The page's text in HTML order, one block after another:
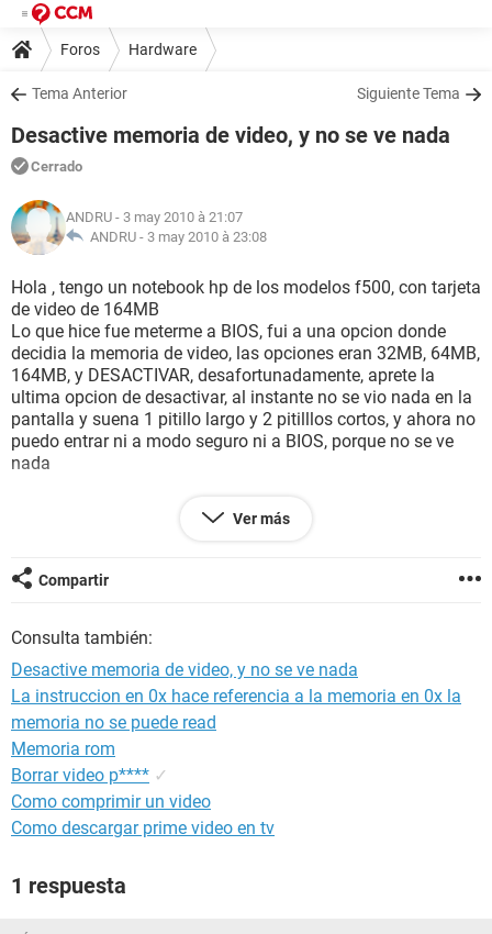
Foros Hardware
Tema Anterior Siguiente Tema
Desactive memoria de video, y no se ve nada
Cerrado
ANDRU - 3 may 2010 à 21:07
ANDRU - 3 may 2010 à 23:08
Hola , tengo un notebook hp de los modelos f500, con tarjeta
de video de 164MB
Lo que hice fue meterme a BIOS, fui a una opcion donde
decidia la memoria de video, las opciones eran 32MB, 64MB,
164MB, y DESACTIVAR, desafortunadamente, aprete la
ultima opcion de desactivar, al instante no se vio nada en la
pantalla y suena 1 pitillo largo y 2 pitilllos cortos, y ahora no
puedo entrar ni a modo seguro ni a BIOS, porque no se ve
nada
Porfavor , ayudenme a solucionar este grave error, que como
fue tan facil provocarlo ojala sea facil de solucionarlo, ya
Muchas gracias por darse la molestia de leer
Ver más
Compartir
Consulta también:
Desactive memoria de video, y no se ve nada
La instruccion en 0x hace referencia a la memoria en 0x la
memoria no se puede read
Memoria rom
Borrar video p**** ✓
Como comprimir un video
Como descargar prime video en tv
1 respuesta